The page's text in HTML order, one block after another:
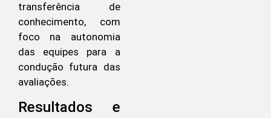
transferência de
conhecimento, com
foco na autonomia
das equipes para a
condução futura das
avaliações.
Resultados e